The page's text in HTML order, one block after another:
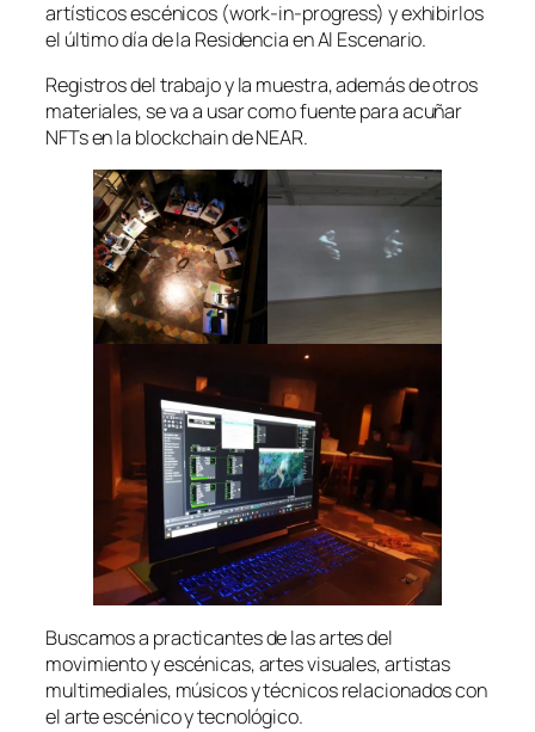
artísticos escénicos (work-in-progress) y exhibirlos
el último día de la Residencia en Al Escenario.
Registros del trabajo y la muestra, además de otros
materiales, se va a usar como fuente para acuñar
NFTs en la blockchain de NEAR.
Buscamos a practicantes de las artes del
movimiento y escénicas, artes visuales, artistas
multimediales, músicos y técnicos relacionados con
el arte escénico y tecnológico.